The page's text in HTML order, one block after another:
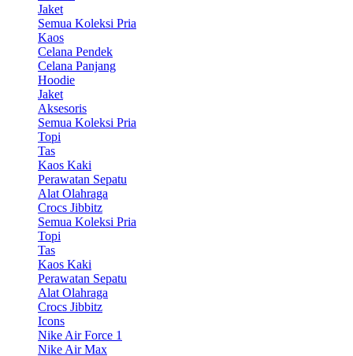
Jaket
Semua Koleksi Pria
Kaos
Celana Pendek
Celana Panjang
Hoodie
Jaket
Aksesoris
Semua Koleksi Pria
Topi
Tas
Kaos Kaki
Perawatan Sepatu
Alat Olahraga
Crocs Jibbitz
Semua Koleksi Pria
Topi
Tas
Kaos Kaki
Perawatan Sepatu
Alat Olahraga
Crocs Jibbitz
Icons
Nike Air Force 1
Nike Air Max